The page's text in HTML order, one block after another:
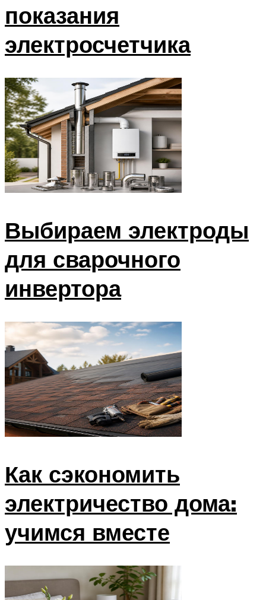
показания
электросчетчика
Выбираем электроды
для сварочного
инвертора
Как сэкономить
электричество дома:
учимся вместе